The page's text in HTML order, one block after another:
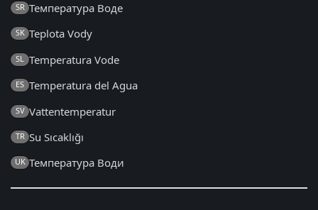
SR Температура Воде
SK Teplota Vody
SL Temperatura Vode
ES Temperatura del Agua
SV Vattentemperatur
TR Su Sıcaklığı
UK Температура Води